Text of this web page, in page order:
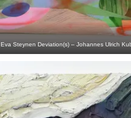
Eva Steynen Deviation(s) – Johannes Ulrich